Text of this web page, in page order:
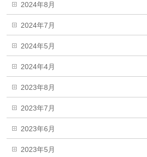
2024年8月
2024年7月
2024年5月
2024年4月
2023年8月
2023年7月
2023年6月
2023年5月